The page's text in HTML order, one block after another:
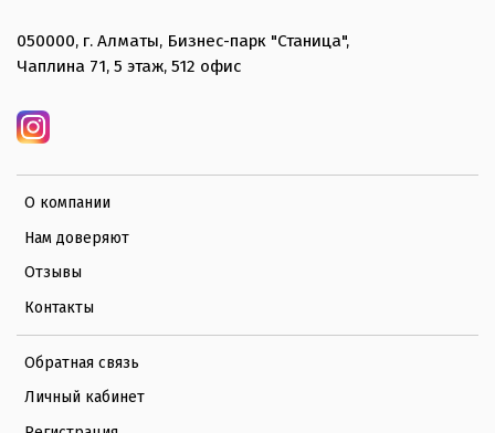
О компании
Нам доверяют
Отзывы
Контакты
Обратная связь
Личный кабинет
050000, г. Алматы, Бизнес-парк "Станица",
Чаплина 71, 5 этаж, 512 офис